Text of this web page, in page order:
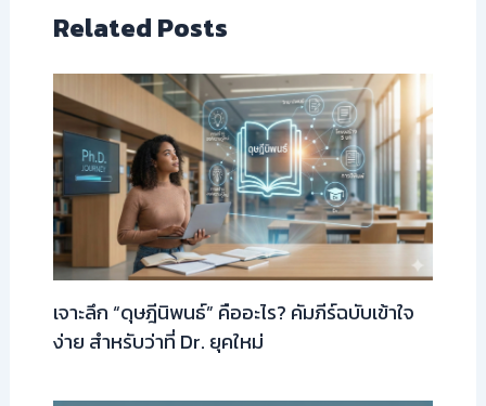
Related Posts
เจาะลึก “ดุษฎีนิพนธ์” คืออะไร? คัมภีร์ฉบับเข้าใจ
ง่าย สำหรับว่าที่ Dr. ยุคใหม่